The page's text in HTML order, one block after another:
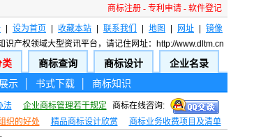
商标注册 - 专利申请 - 软件登记
设为首页 收藏本站 联系我们 地图 网址
镜像
识产权领域大型资讯平台，请记住网址：http://www.dltm.cn
类 商标查询 商标设计
企业名录
示 书式下载 商标知识
法 企业商标管理若干规定
商标在线咨询:
织的好处 精品商标设计欣赏 商标业务收费项目及清单